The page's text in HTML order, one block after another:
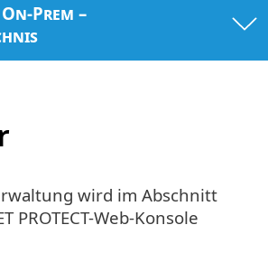
On-Prem –
wird im Abschnitt
PROTECT-Web-Konsole